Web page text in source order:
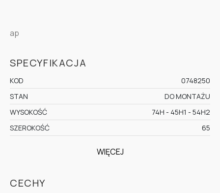
ap
SPECYFIKACJA
KOD
0748250
STAN
DO MONTAŻU
WYSOKOŚĆ
74H - 45H1 - 54H2
SZEROKOŚĆ
65
WIĘCEJ
CECHY